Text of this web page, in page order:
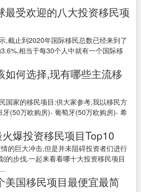
最受欢迎的八大投资移民项
,截止到2020年国际移民总数已经来到了
相当于每30个人中就有一个国际移
如何选择,现有哪些主流移
国家的移民项目:供大家参考,我以移民方
牙(50万欧购房)- 葡萄牙(50万欧购房)- 希
爆投资移民项目Top10
的巨大冲击,但是并未阻碍投资者们进行
的步伐.一起来看看哪十大投资移民项目
美国移民项目最便宜最简